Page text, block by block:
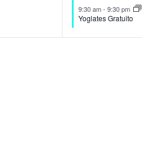
9:30 am- 9:30 pm
Yoglates Gratuito